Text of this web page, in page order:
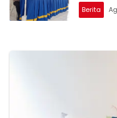
Berita